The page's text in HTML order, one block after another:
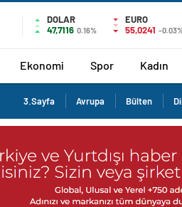
DOLAR
47,7116 0.16%
EURO
55,0241 -
Ekonomi Spor Kadın
3.Sayfa Avrupa Bülten